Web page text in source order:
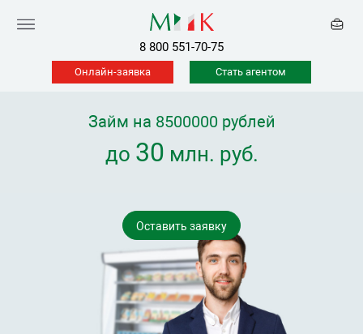
8 800 551-70-75
Онлайн-заявка Стать агентом
Оставить заявку
Займ на 8500000 рублей
до 30 млн. руб.